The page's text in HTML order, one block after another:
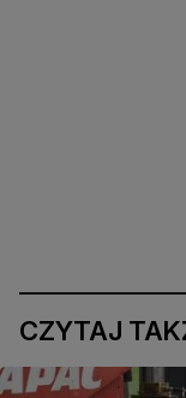
CZYTAJ